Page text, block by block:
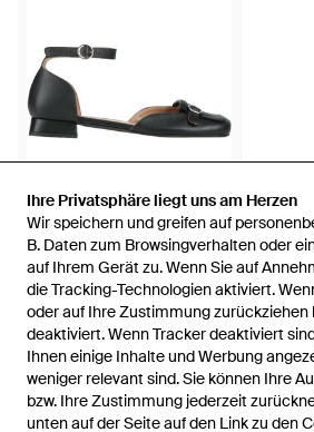
Ihre Privatsphäre liegt uns am Herzen
Wir speichern und greifen auf
B. Daten zum Browsingverhalten oder
auf Ihrem Gerät zu. Wenn Sie auf
die Tracking-Technologien aktiviert.
oder auf Ihre Zustimmung zurückziehen
deaktiviert. Wenn Tracker deaktiviert
Ihnen einige Inhalte und Werbung
weniger relevant sind. Sie können Ihre
bzw. Ihre Zustimmung jederzeit
unten auf der Seite auf den Link zu den
Ihre Privatsphäre liegt uns am Herzen
Wir speichern und greifen auf
B. Daten zum Browsingverhalten oder
auf Ihrem Gerät zu. Wenn Sie auf
die Tracking-Technologien aktiviert.
oder auf Ihre Zustimmung zurückziehen
deaktiviert. Wenn Tracker deaktiviert
Ihnen einige Inhalte und Werbung
weniger relevant sind. Sie können Ihre
bzw. Ihre Zustimmung jederzeit
unten auf der Seite auf den Link zu den
87 €
Fly London
Ballerina - Schwarz
VonYOOX
AUSVERKAUFT